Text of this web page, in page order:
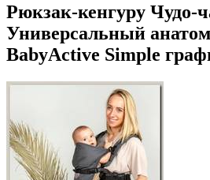
Рюкзак-кенгуру Чудо-
Универсальный
BabyActive Simple